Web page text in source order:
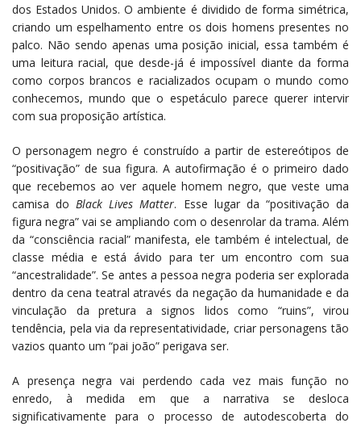
dos Estados Unidos. O ambiente é dividido de forma simétrica,
criando um espelhamento entre os dois homens presentes no
palco. Não sendo apenas uma posição inicial, essa também é
uma leitura racial, que desde-já é impossível diante da forma
como corpos brancos e racializados ocupam o mundo como
conhecemos, mundo que o espetáculo parece querer intervir
com sua proposição artística.
O personagem negro é construído a partir de estereótipos de
“positivação” de sua figura. A autofirmação é o primeiro dado
que recebemos ao ver aquele homem negro, que veste uma
camisa doBlack Lives Matter. Esse lugar da “positivação da
figura negra” vai se ampliando com o desenrolar da trama. Além
da “consciência racial” manifesta, ele também é intelectual, de
classe média e está ávido para ter um encontro com sua
“ancestralidade”. Se antes a pessoa negra poderia ser explorada
dentro da cena teatral através da negação da humanidade e da
vinculação da pretura a signos lidos como “ruins”, virou
tendência, pela via da representatividade, criar personagens tão
vazios quanto um “pai joão” perigava ser.
A presença negra vai perdendo cada vez mais função no
enredo, à medida em que a narrativa se desloca
significativamente para o processo de autodescoberta do